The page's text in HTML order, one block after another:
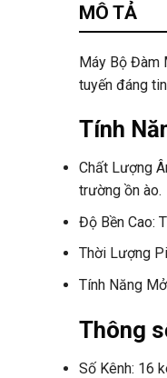
MÔ TẢ
Máy Bộ Đàm
tuyến đáng
Tính
Chất Lượng
trường ồn ào.
Độ Bền Cao:
Thời Lượng
Tính Năng
Thông
Số Kênh: 16